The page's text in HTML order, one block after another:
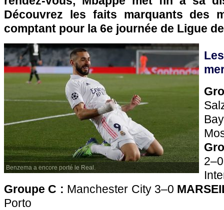
Découvrez les faits marquants des
comptant pour la 6e journée de Ligue
Benzema a encore porté le Real.
Groupe C : Manchester City 3–0
Porto